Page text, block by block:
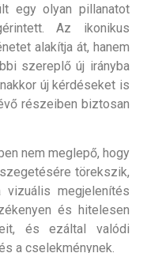
egy olyan pillanatot
Az ikonikus
alakítja át, hanem
szereplő új irányba
új kérdéseket is
részeiben biztosan
nem meglepő, hogy
törekszik,
megjelenítés
és hitelesen
és ezáltal valódi
a cselekménynek.